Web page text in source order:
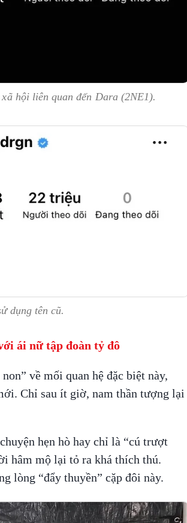
hội liên quan đến Dara (2NE1).
dụng tên cũ.
ái nữ tập đoàn tỷ đô
về mối quan hệ đặc biệt này,
Chỉ sau ít giờ, nam thần tượng lại
hẹn hò hay chỉ là “cú trượt
hâm mộ lại tỏ ra khá thích thú.
lòng “đẩy thuyền” cặp đôi này.